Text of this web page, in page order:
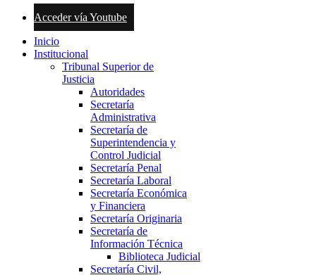
Acceder vía Youtube
Inicio
Institucional
Tribunal Superior de
Justicia
Autoridades
Secretaría
Administrativa
Secretaría de
Superintendencia y
Control Judicial
Secretaría Penal
Secretaría Laboral
Secretaría Económica
y Financiera
Secretaría Originaria
Secretaría de
Información Técnica
Biblioteca Judicial
Secretaría Civil,